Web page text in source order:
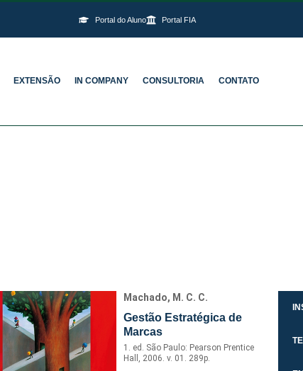
Portal do Aluno Portal FIA
EXTENSÃO IN COMPANY CONSULTORIA CONTATO
Machado, M. C. C.
Gestão Estratégica de
Marcas
1. ed. São Paulo: Pearson Prentice
Hall, 2006. v. 01. 289p.